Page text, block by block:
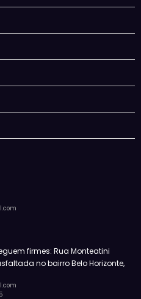
firmes: Rua Monteatini
no bairro Belo Horizonte,